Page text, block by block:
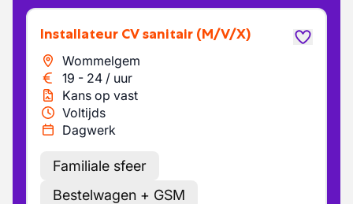
Installateur CV sanitair (M/V/X)
Wommelgem
19 - 24 / uur
Kans op vast
Voltijds
Dagwerk
Familiale sfeer
Bestelwagen + GSM